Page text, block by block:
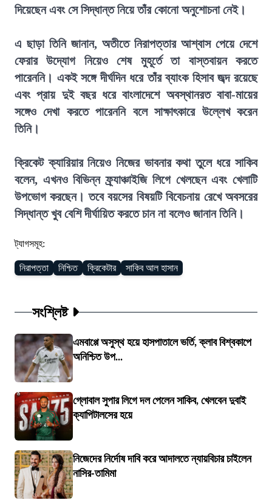
দিয়েছেন এবং সে সিদ্ধান্ত নিয়ে তাঁর কোনো অনুশোচনা নেই।
এ ছাড়া তিনি জানান, অতীতে নিরাপত্তার আশ্বাস পেয়ে দেশে
ফেরার উদ্যোগ নিয়েও শেষ মুহূর্তে তা বাস্তবায়ন করতে
পারেননি। একই সঙ্গে দীর্ঘদিন ধরে তাঁর ব্যাংক হিসাব জব্দ রয়েছে
এবং প্রায় দুই বছর ধরে বাংলাদেশে অবস্থানরত বাবা-মায়ের
সঙ্গেও দেখা করতে পারেননি বলে সাক্ষাৎকারে উল্লেখ করেন
তিনি।
ক্রিকেট ক্যারিয়ার নিয়েও নিজের ভাবনার কথা তুলে ধরে সাকিব
বলেন, এখনও বিভিন্ন ফ্র্যাঞ্চাইজি লিগে খেলছেন এবং খেলাটি
উপভোগ করছেন। তবে বয়সের বিষয়টি বিবেচনায় রেখে অবসরের
সিদ্ধান্ত খুব বেশি দীর্ঘায়িত করতে চান না বলেও জানান তিনি।
ট্যাগসমূহ:
নিরাপত্তা নিশ্চিত ক্রিকেটার সাকিব আল হাসান
সংশ্লিষ্ট
এমবাপ্পে অসুস্থ হয়ে হাসপাতালে ভর্তি, ক্লাব বিশ্বকাপে
অনিশ্চিত উপ...
গ্লোবাল সুপার লিগে দল পেলেন সাকিব, খেলবেন দুবাই
ক্যাপিটালসের হয়ে
নিজেদের নির্দোষ দাবি করে আদালতে ন্যায়বিচার চাইলেন
নাসির-তামিমা